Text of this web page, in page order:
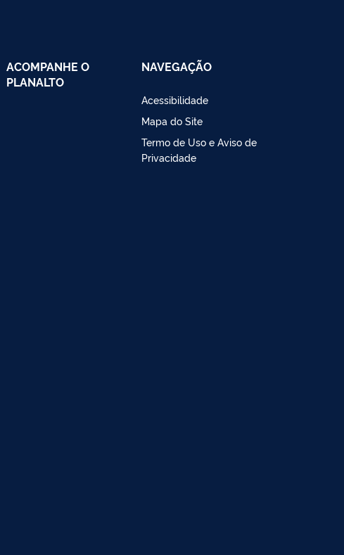
ACOMPANHE O
PLANALTO
NAVEGAÇÃO
Acessibilidade
Mapa do Site
Termo de Uso e Aviso de
Privacidade